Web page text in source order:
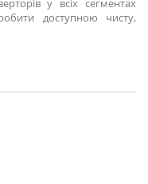
у всіх сегментах
доступною чисту,